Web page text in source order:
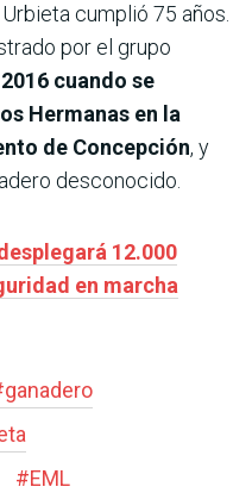
cumplió 75 años.
por el grupo
cuando se
Hermanas en la
de Concepción, y
desconocido.
12.000
en marcha
ganadero
#EML